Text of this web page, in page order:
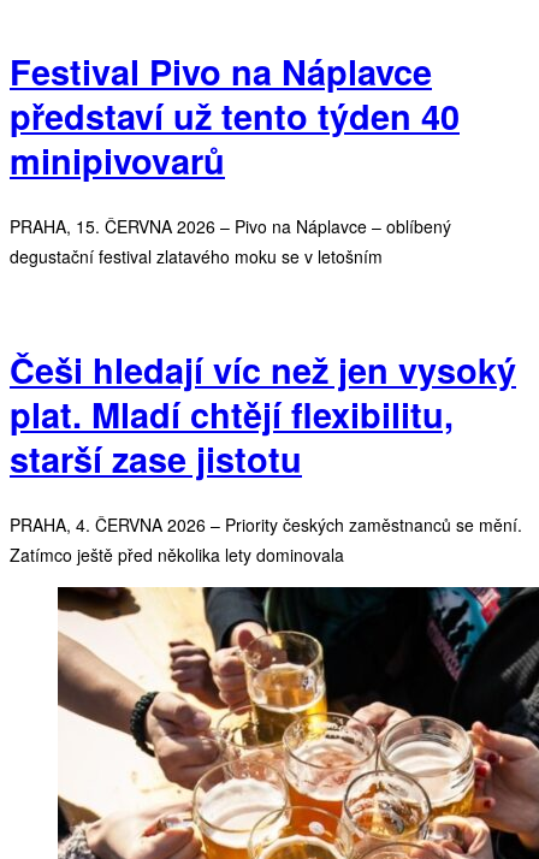
Festival Pivo na Náplavce
představí už tento týden 40
minipivovarů
PRAHA, 15. ČERVNA 2026 – Pivo na Náplavce – oblíbený
degustační festival zlatavého moku se v letošním
Češi hledají víc než jen vysoký
plat. Mladí chtějí flexibilitu,
starší zase jistotu
PRAHA, 4. ČERVNA 2026 – Priority českých zaměstnanců se mění.
Zatímco ještě před několika lety dominovala